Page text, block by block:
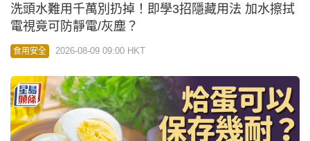
洗頭水難用千萬別扔掉！即學3招隱藏用法 加水擦拭
電視竟可防靜電/灰塵？
食用安全 2026-08-09 09:00 HKT